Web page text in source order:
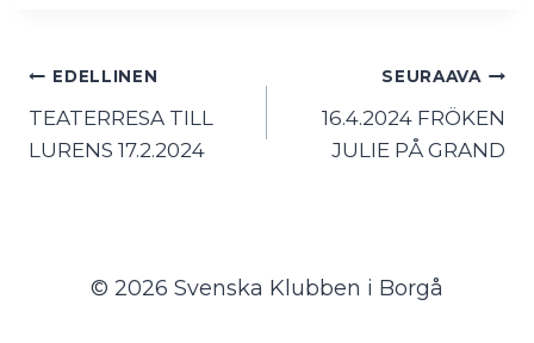
Artikkelien
selaus
EDELLINEN
TEATERRESA TILL
LURENS 17.2.2024
SEURAAVA
16.4.2024 FRÖKEN
JULIE PÅ GRAND
© 2026 Svenska Klubben i Borgå